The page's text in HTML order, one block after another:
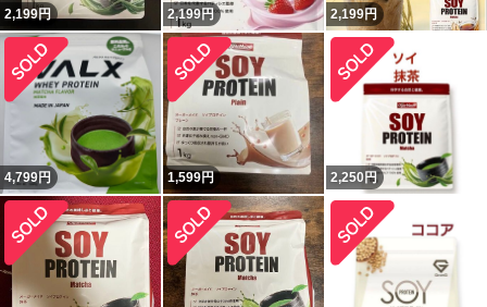
2,199円 2,199円 2,199円
4,799円 1,599円 2,250 円